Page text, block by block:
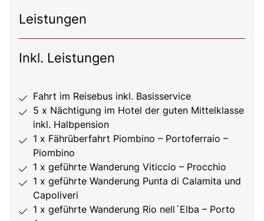
Leistungen
Inkl. Leistungen
Fahrt im Reisebus inkl. Basisservice
5 x Nächtigung im Hotel der guten Mittelklasse
inkl. Halbpension
1 x Fährüberfahrt Piombino – Portoferraio –
Piombino
1 x geführte Wanderung Viticcio – Procchio
1 x geführte Wanderung Punta di Calamita und
Capoliveri
1 x geführte Wanderung Rio nell´Elba – Porto